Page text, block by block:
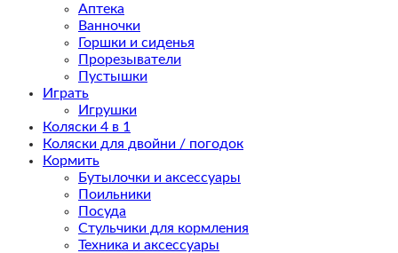
Аптека
Ванночки
Горшки и сиденья
Прорезыватели
Пустышки
Играть
Игрушки
Коляски 4 в 1
Коляски для двойни / погодок
Кормить
Бутылочки и аксессуары
Поильники
Посуда
Стульчики для кормления
Техника и аксессуары